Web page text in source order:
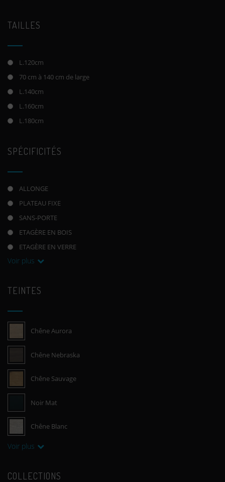
TAILLES
L.120cm
70 cm à 140 cm de large
L.140cm
L.160cm
L.180cm
SPÉCIFICITÉS
ALLONGE
PLATEAU FIXE
SANS-PORTE
ETAGÈRE EN BOIS
ETAGÈRE EN VERRE
Voir plus
TEINTES
Chêne Aurora
Chêne Nebraska
Chêne Sauvage
Noir Mat
Chêne Blanc
Voir plus
COLLECTIONS